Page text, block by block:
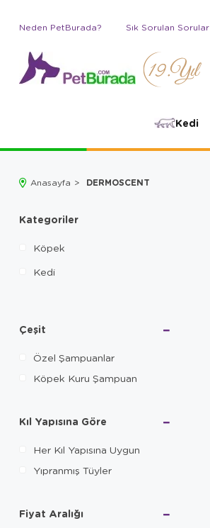
Neden PetBurada? Sık Sorulan Sorular
Kedi
Anasayfa DERMOSCENT
Kategoriler
Köpek
Kedi
Çeşit
Özel Şampuanlar
Köpek Kuru Şampuan
Kıl Yapısına Göre
Her Kıl Yapısına Uygun
Yıpranmış Tüyler
Fiyat Aralığı